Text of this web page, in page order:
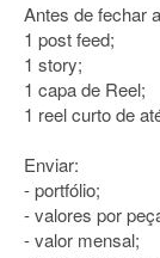
Antes de fechar
1 post feed;
1 story;
1 capa de Reel;
1 reel curto de
Enviar:
- portfólio;
- valores por
- valor mensal;